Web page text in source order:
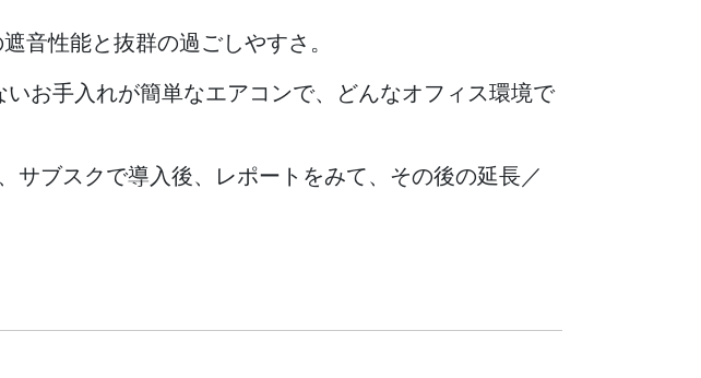
音性能と抜群の過ごしやすさ。
お手入れが簡単なエアコンで、どんなオフィス環境で
ブスクで導入後、レポートをみて、その後の延長／